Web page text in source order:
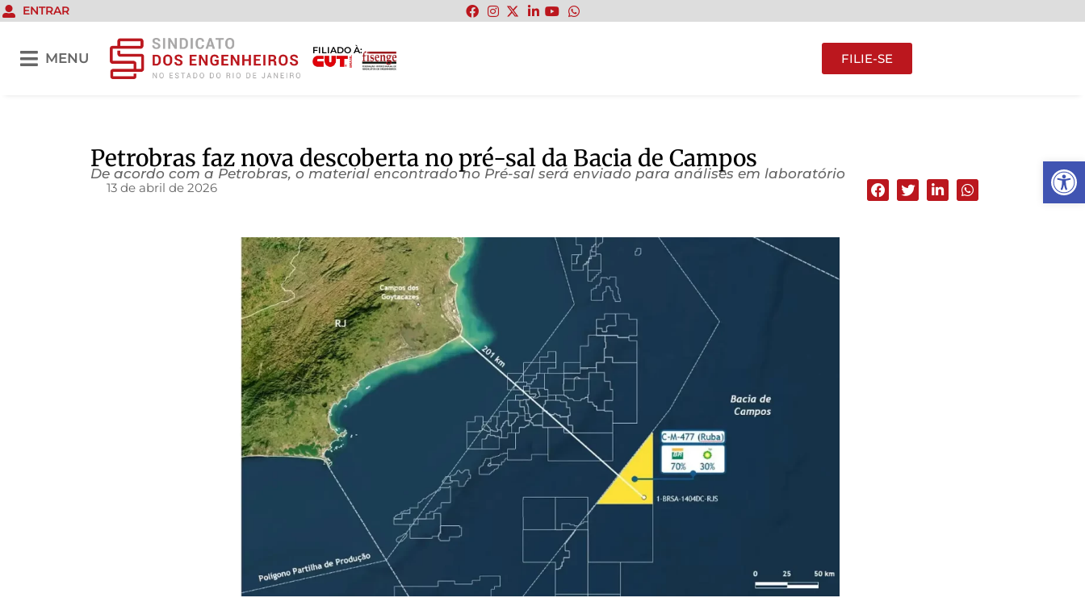
Abrir
ENTRAR
MENU
FILIADO À:
FILIE-SE
Petrobras faz nova descoberta no pré-sal da Bacia de Campos
De acordo com a Petrobras, o material encontrado no Pré-sal será enviado para análises em laboratório
13 de abril de 2026